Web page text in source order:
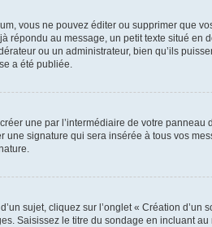
vous ne pouvez éditer ou supprimer que
au message, un petit texte situé
ou un administrateur, bien qu’ils
a été publiée.
une par l’intermédiaire de votre
une signature qui sera insérée à tous vos
sujet, cliquez sur l’onglet « Création
Saisissez le titre du sondage en incluant